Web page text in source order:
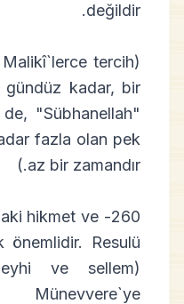
değildir.
tercih
kadar, bir
"Sübhanellah"
fazla olan pek
az bir zamandır.)
hikmet ve
Resulü
ve sellem)
Münevvere`ye